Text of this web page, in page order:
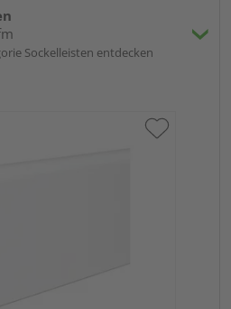
Sockelleisten entdecken